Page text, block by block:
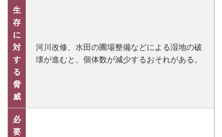
生
存
に
対
す
る
脅
威
河川改修、水田の圃場整備などによる湿地の破
壊が進むと、個体数が減少するおそれがある。
必
要